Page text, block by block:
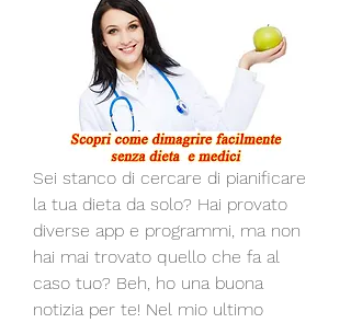
Sei stanco di cercare di pianificare
la tua dieta da solo? Hai provato
diverse app e programmi, ma non
hai mai trovato quello che fa al
caso tuo? Beh, ho una buona
notizia per te! Nel mio ultimo